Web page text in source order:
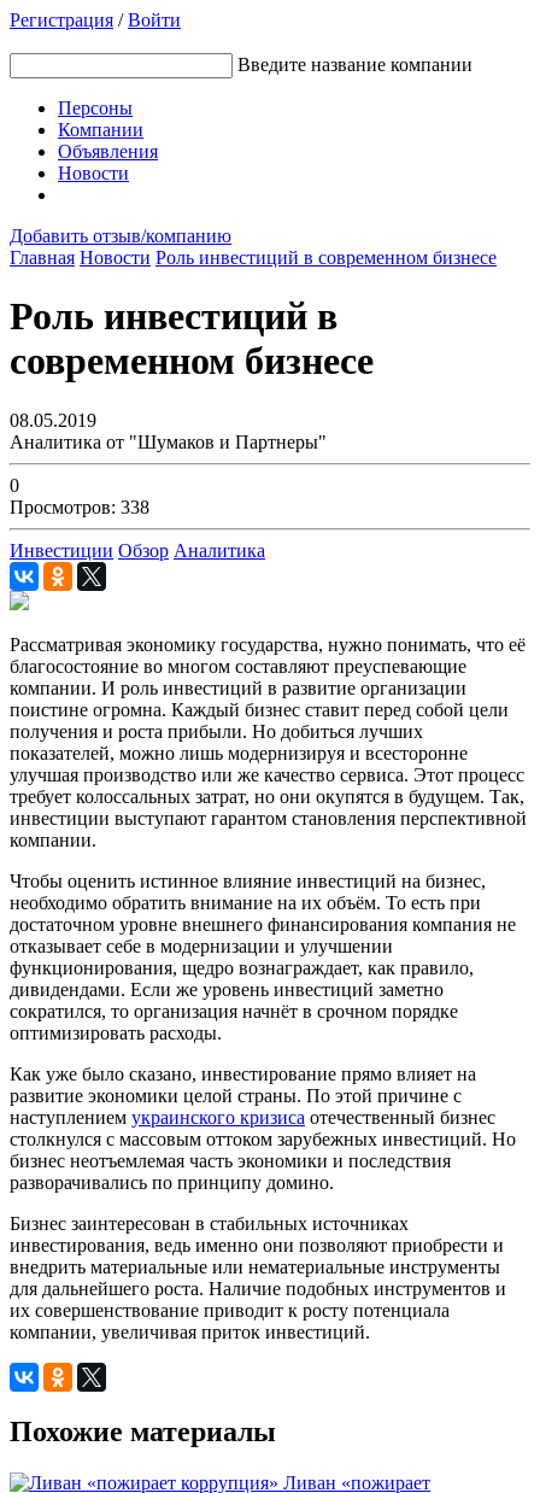
Регистрация /Войти
Введите название компании
Персоны
Компании
Объявления
Новости
Добавить отзыв/компанию
Главная Новости Роль инвестиций в современном бизнесе
Роль инвестиций в
современном бизнесе
08.05.2019
Аналитика от "Шумаков и Партнеры"
0
Просмотров: 338
Инвестиции Обзор Аналитика
Рассматривая экономику государства, нужно понимать, что её
благосостояние во многом составляют преуспевающие
компании. И роль инвестиций в развитие организации
поистине огромна. Каждый бизнес ставит перед собой цели
получения и роста прибыли. Но добиться лучших
показателей, можно лишь модернизируя и всесторонне
улучшая производство или же качество сервиса. Этот процесс
требует колоссальных затрат, но они окупятся в будущем. Так,
инвестиции выступают гарантом становления перспективной
компании.
Чтобы оценить истинное влияние инвестиций на бизнес,
необходимо обратить внимание на их объём. То есть при
достаточном уровне внешнего финансирования компания не
отказывает себе в модернизации и улучшении
функционирования, щедро вознаграждает, как правило,
дивидендами. Если же уровень инвестиций заметно
сократился, то организация начнёт в срочном порядке
оптимизировать расходы.
Как уже было сказано, инвестирование прямо влияет на
развитие экономики целой страны. По этой причине с
наступлением украинского кризиса отечественный бизнес
столкнулся с массовым оттоком зарубежных инвестиций. Но
бизнес неотъемлемая часть экономики и последствия
разворачивались по принципу домино.
Бизнес заинтересован в стабильных источниках
инвестирования, ведь именно они позволяют приобрести и
внедрить материальные или нематериальные инструменты
для дальнейшего роста. Наличие подобных инструментов и
их совершенствование приводит к росту потенциала
компании, увеличивая приток инвестиций.
Похожие материалы
Ливан «пожирает